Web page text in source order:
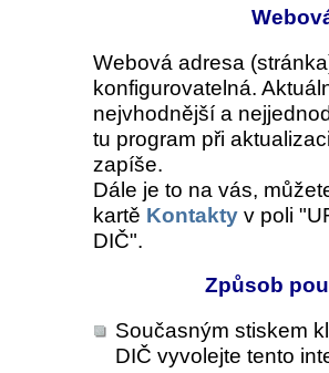
Webová adresa
konfigurovatelná.
nejvhodnější a
tu program při
zapíše.
Dále je to na vás,
kartě Kontakty v poli
DIČ".
Způsob
Současným stiskem
DIČ vyvolejte tento